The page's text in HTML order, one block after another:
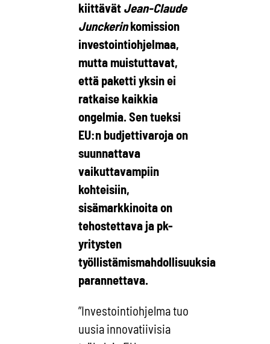
kiittävät Jean-Claude
Junckerinkomission
investointiohjelmaa,
mutta muistuttavat,
että paketti yksin ei
ratkaise kaikkia
ongelmia. Sen tueksi
EU:n budjettivaroja on
suunnattava
vaikuttavampiin
kohteisiin,
sisämarkkinoita on
tehostettava ja pk-
yritysten
työllistämismahdollisuuksia
parannettava.
”Investointiohjelma tuo
uusia innovatiivisia